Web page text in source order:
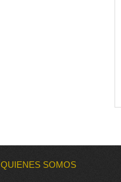
QUIENES SOMOS